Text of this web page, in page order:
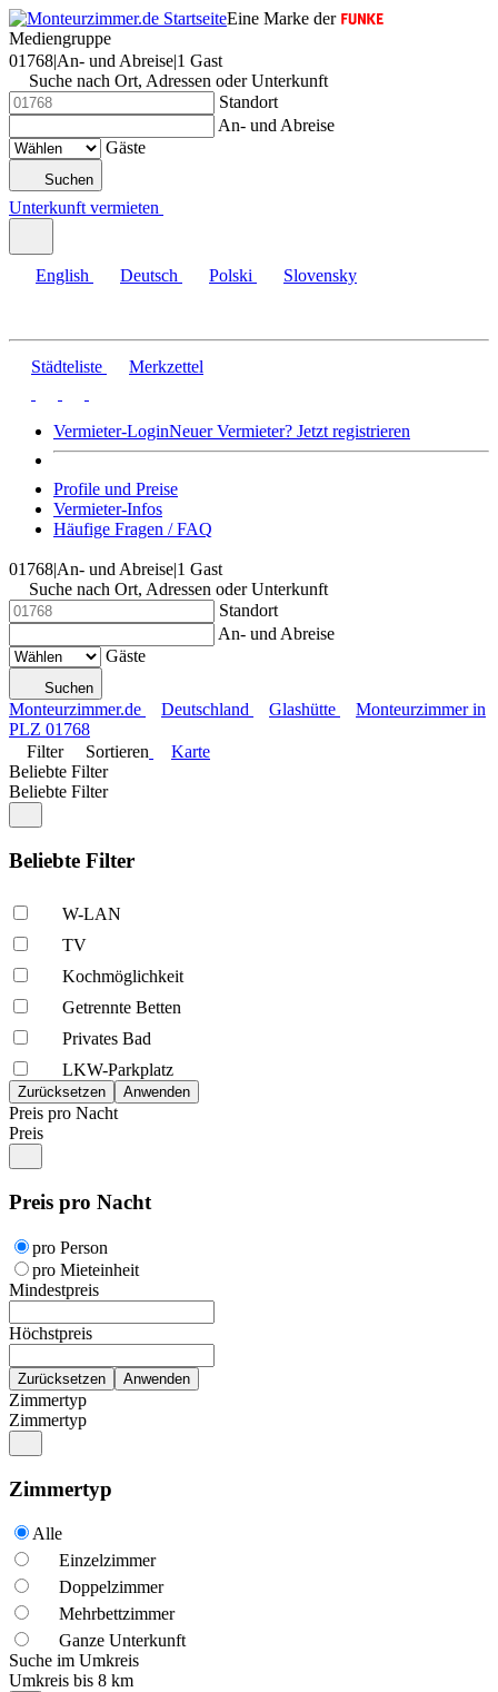
Eine Marke der
Mediengruppe
01768|An- und Abreise|1 Gast
Suche nach Ort, Adressen oder Unterkunft
Standort
An- und Abreise
Gäste
Suchen
Unterkunft vermieten
English Deutsch Polski Slovensky
Städteliste Merkzettel
Vermieter-LoginNeuer Vermieter? Jetzt registrieren
Profile und Preise
Vermieter-Infos
Häufige Fragen / FAQ
01768|An- und Abreise|1 Gast
Suche nach Ort, Adressen oder Unterkunft
Standort
An- und Abreise
Gäste
Suchen
Monteurzimmer.de Deutschland Glashütte
Monteurzimmer in
PLZ 01768
Filter
Sortieren
Karte
Beliebte Filter
Beliebte Filter
Beliebte Filter
W-LAN
TV
Kochmöglich­keit
Getrennte Betten
Privates Bad
LKW-Parkplatz
Preis pro Nacht
Preis
Preis pro Nacht
pro Person
pro Mieteinheit
Mindestpreis
Höchstpreis
Zimmertyp
Zimmertyp
Zimmertyp
Alle
Einzelzimmer
Doppelzimmer
Mehrbettzimmer
Ganze Unterkunft
Suche im Umkreis
Umkreis bis 8 km